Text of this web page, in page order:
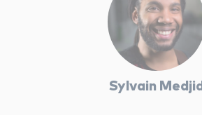
Sylvain Medjid